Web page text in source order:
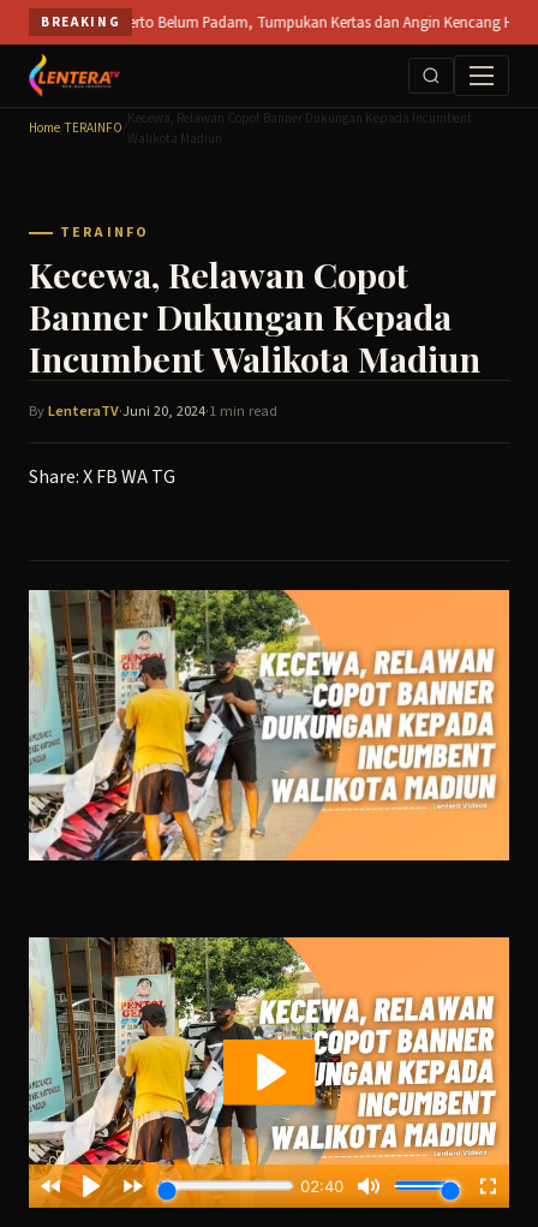
Skip
to
content
BREAKING
PT SPS Mojokerto Belum Padam, Tumpukan Kertas dan Angin Kencang
Home /TERAINFO
Kecewa, Relawan Copot Banner Dukungan Kepada Incumbent
Walikota Madiun
TERAINFO
Kecewa, Relawan Copot
Banner Dukungan Kepada
Incumbent Walikota Madiun
ByLenteraTV·Juni 20, 2024·1 min read
Share:XFBWATG